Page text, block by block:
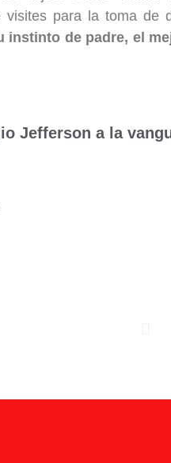
para la toma de
instinto de padre, el